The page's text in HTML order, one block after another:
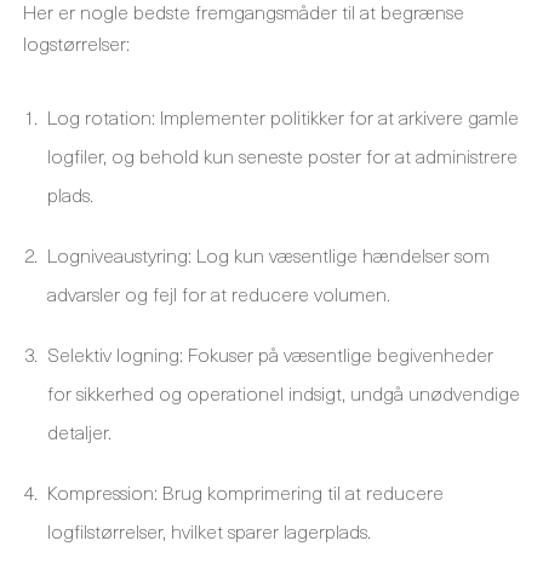
Her er nogle bedste fremgangsmåder til at begrænse
logstørrelser:
Log rotation: Implementer politikker for at arkivere gamle
logfiler, og behold kun seneste poster for at administrere
plads.
Logniveaustyring: Log kun væsentlige hændelser som
advarsler og fejl for at reducere volumen.
Selektiv logning: Fokuser på væsentlige begivenheder
for sikkerhed og operationel indsigt, undgå unødvendige
detaljer.
Kompression: Brug komprimering til at reducere
logfilstørrelser, hvilket sparer lagerplads.